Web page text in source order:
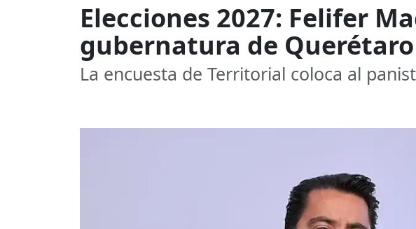
Elecciones 2027: Felifer
gubernatura de Querétaro
La encuesta de Territorial coloca al